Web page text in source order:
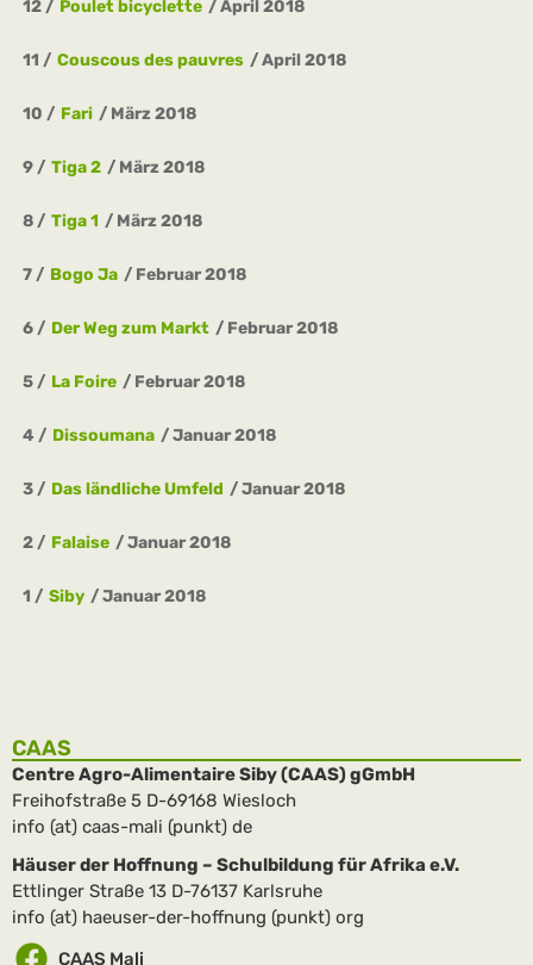
12 Poulet bicyclette April 2018
11 Couscous des pauvres April 2018
10 Fari März 2018
9 Tiga 2 März 2018
8 Tiga 1 März 2018
7 Bogo Ja Februar 2018
6 Der Weg zum Markt Februar 2018
5 La Foire Februar 2018
4 Dissoumana Januar 2018
3 Das ländliche Umfeld Januar 2018
2 Falaise Januar 2018
1 Siby Januar 2018
CAAS
Centre Agro-Alimentaire Siby (CAAS) gGmbH
Freihofstraße 5 D-69168 Wiesloch
info (at) caas-mali (punkt) de
Häuser der Hoffnung – Schulbildung für Afrika e.V.
Ettlinger Straße 13 D-76137 Karlsruhe
info (at) haeuser-der-hoffnung (punkt) org
CAAS Mali